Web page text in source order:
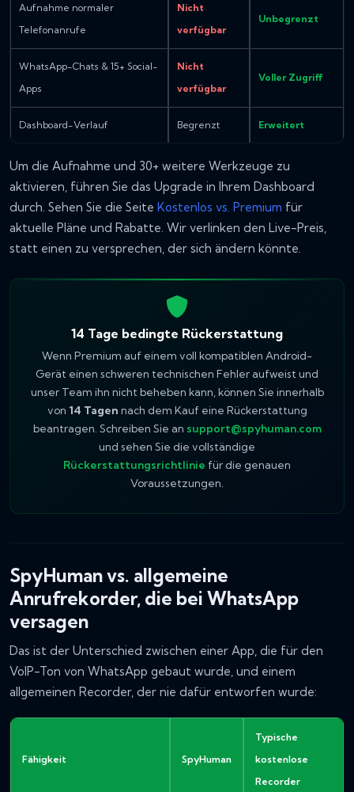
Aufnahme normaler
Telefonanrufe
Nicht
verfügbar
Unbegrenzt
WhatsApp-Chats & 15+ Social-
Apps
Nicht
verfügbar
Voller Zugriff
Dashboard-Verlauf Begrenzt Erweitert
Um die Aufnahme und 30+ weitere Werkzeuge zu
aktivieren, führen Sie das Upgrade in Ihrem Dashboard
durch. Sehen Sie die Seite Kostenlos vs. Premium für
aktuelle Pläne und Rabatte. Wir verlinken den Live-Preis,
statt einen zu versprechen, der sich ändern könnte.
14 Tage bedingte Rückerstattung
Wenn Premium auf einem voll kompatiblen Android-
Gerät einen schweren technischen Fehler aufweist und
unser Team ihn nicht beheben kann, können Sie innerhalb
von 14 Tagen nach dem Kauf eine Rückerstattung
beantragen. Schreiben Sie an support@spyhuman.com
und sehen Sie die vollständige
Rückerstattungsrichtlinie für die genauen
Voraussetzungen.
SpyHuman vs. allgemeine
Anrufrekorder, die bei WhatsApp
versagen
Das ist der Unterschied zwischen einer App, die für den
VoIP-Ton von WhatsApp gebaut wurde, und einem
allgemeinen Recorder, der nie dafür entworfen wurde:
Fähigkeit SpyHuman
Typische
kostenlose
Recorder